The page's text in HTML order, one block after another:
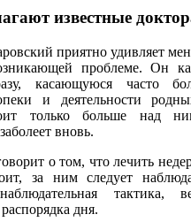
известные
приятно удивляет
проблеме. Он
касающуюся часто
и деятельности
только больше над
вновь.
о том, что лечить
за ним следует
тактика,
дня.